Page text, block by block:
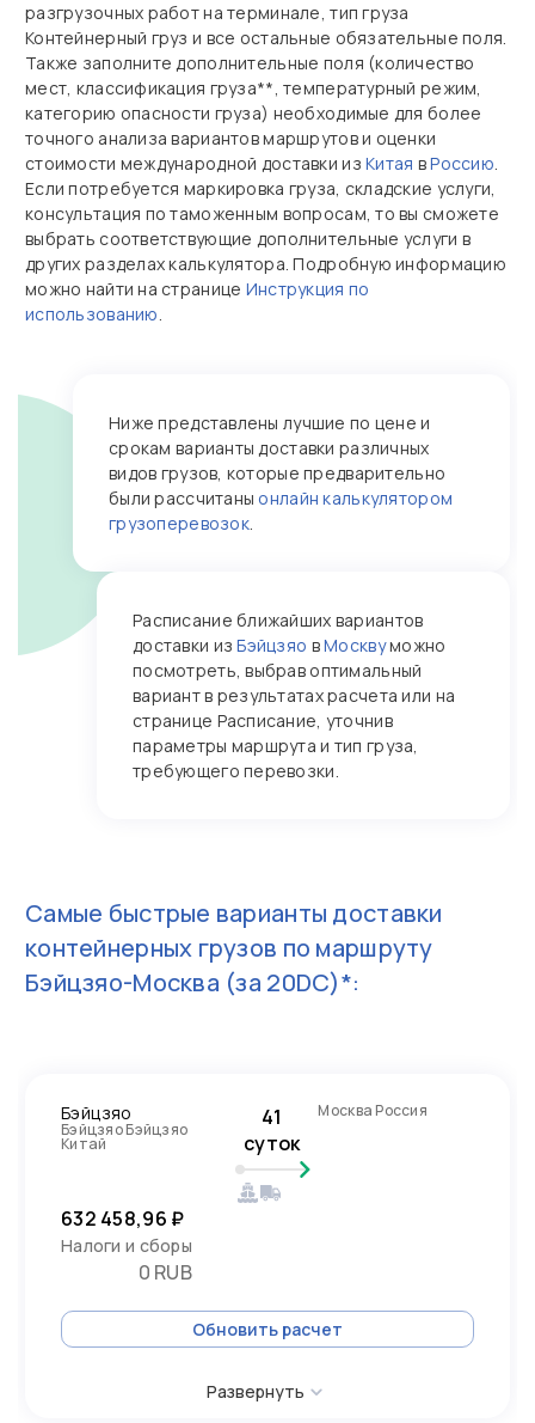
разгрузочных работ на терминале, тип груза
Контейнерный груз и все остальные обязательные поля.
Также заполните дополнительные поля (количество
мест, классификация груза**, температурный режим,
категорию опасности груза) необходимые для более
точного анализа вариантов маршрутов и оценки
стоимости международной доставки изКитая вРоссию.
Если потребуется маркировка груза, складские услуги,
консультация по таможенным вопросам, то вы сможете
выбрать соответствующие дополнительные услуги в
других разделах калькулятора. Подробную информацию
можно найти на странице Инструкция по
использованию.
Ниже представлены лучшие по цене и
срокам варианты доставки различных
видов грузов, которые предварительно
были рассчитаны онлайн калькулятором
грузоперевозок.
Расписание ближайших вариантов
доставки изБэйцзяо вМосквуможно
посмотреть, выбрав оптимальный
вариант в результатах расчета или на
странице Расписание, уточнив
параметры маршрута и тип груза,
требующего перевозки.
Самые быстрые варианты доставки
контейнерных грузов по маршруту
Бэйцзяо-Москва (за 20DC)*:
Бэйцзяо
Бэйцзяо Бэйцзяо
Китай
41
суток
Москва Россия
632 458,96 ₽
Налоги и сборы
0 RUB
Обновить расчет
Развернуть